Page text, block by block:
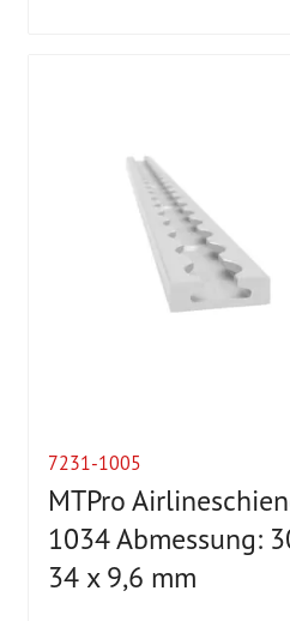
7231-1005
MTPro
1034 Abmessung:
34 x 9,6 mm